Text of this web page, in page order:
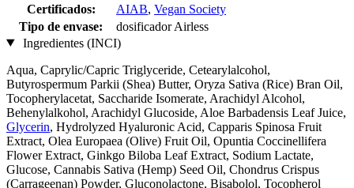
Certificados:
AIAB, Vegan Society
Tipo de envase:
dosificador Airless
Ingredientes (INCI)
Aqua, Caprylic/Capric Triglyceride, Cetearylalcohol,
Butyrospermum Parkii (Shea) Butter, Oryza Sativa (Rice) Bran Oil,
Tocopherylacetat, Saccharide Isomerate, Arachidyl Alcohol,
Behenylalkohol, Arachidyl Glucoside, Aloe Barbadensis Leaf Juice,
Glycerin, Hydrolyzed Hyaluronic Acid, Capparis Spinosa Fruit
Extract, Olea Europaea (Olive) Fruit Oil, Opuntia Coccinellifera
Flower Extract, Ginkgo Biloba Leaf Extract, Sodium Lactate,
Glucose, Cannabis Sativa (Hemp) Seed Oil, Chondrus Crispus
(Carrageenan) Powder, Gluconolactone, Bisabolol, Tocopherol